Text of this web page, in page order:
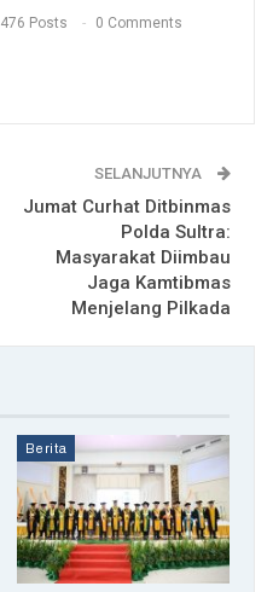
476 Posts 0 Comments
SELANJUTNYA
Jumat Curhat Ditbinmas
Polda Sultra:
Masyarakat Diimbau
Jaga Kamtibmas
Menjelang Pilkada
Berita